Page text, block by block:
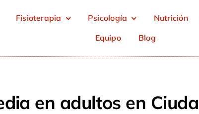
Fisioterapia Psicología Nutrición
Equipo
Blog
en adultos en